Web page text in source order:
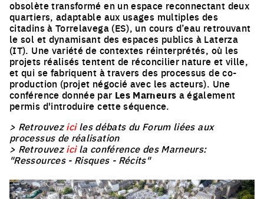
obsolète transformé en un espace reconnectant deux
quartiers, adaptable aux usages multiples des
citadins à Torrelavega (ES), un cours d’eau retrouvant
le sol et dynamisant des espaces publics à Laterza
(IT). Une variété de contextes réinterprétés, où les
projets réalisés tentent de réconcilier nature et ville,
et qui se fabriquent à travers des processus de co-
production (projet négocié avec les acteurs). Une
conférence donnée par Les Marneurs a également
permis d'introduire cette séquence.
> Retrouveziciles débats du Forum liées aux
processus de réalisation
> Retrouvezicila conférence des Marneurs:
"Ressources - Risques - Récits"